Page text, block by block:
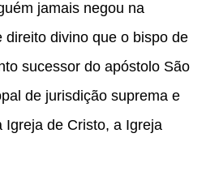
jamais negou na
direito divino que o bispo de
sucessor do apóstolo São
de jurisdição suprema e
Igreja de Cristo, a Igreja